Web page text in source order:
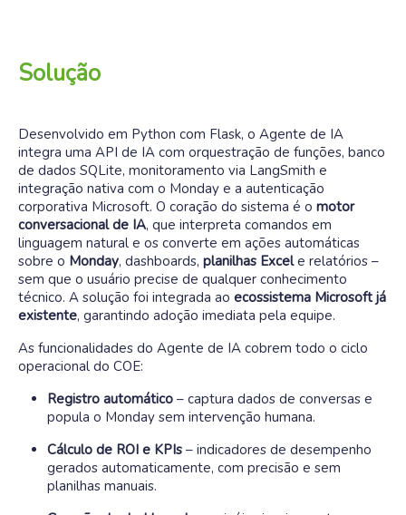
Solução
Desenvolvido em Python com Flask, o Agente de IA
integra uma API de IA com orquestração de funções, banco
de dados SQLite, monitoramento via LangSmith e
integração nativa com o Monday e a autenticação
corporativa Microsoft. O coração do sistema é o motor
conversacional de IA, que interpreta comandos em
linguagem natural e os converte em ações automáticas
sobre o Monday, dashboards, planilhas Excele relatórios –
sem que o usuário precise de qualquer conhecimento
técnico. A solução foi integrada ao ecossistema Microsoft já
existente, garantindo adoção imediata pela equipe.
As funcionalidades do Agente de IA cobrem todo o ciclo
operacional do COE:
Registro automático – captura dados de conversas e
popula o Monday sem intervenção humana.
Cálculo de ROI e KPIs – indicadores de desempenho
gerados automaticamente, com precisão e sem
planilhas manuais.